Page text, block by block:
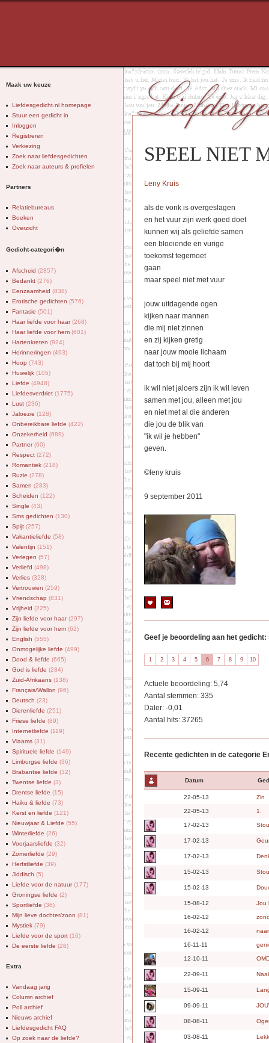
SPEEL NIET
Leny Kruis
als de vonk is overgeslagen
en het vuur zijn werk goed doet
kunnen wij als geliefde samen
een bloeiende en vurige
toekomst tegemoet
gaan
maar speel niet met vuur
jouw uitdagende ogen
kijken naar mannen
die mij niet zinnen
en zij kijken gretig
naar jouw mooie lichaam
dat toch bij mij hoort
ik wil niet jaloers zijn ik wil leven
samen met jou, alleen met jou
en niet met al die anderen
die jou de blik van
"ik wil je hebben"
geven.
©leny kruis
9 september 2011
Geef je beoordeling aan het gedicht:
Actuele beoordeling: 5,74
Aantal stemmen: 335
Daler: -0,01
Aantal hits: 37265
Recente gedichten in de categorie
Datum
22-05-13 Zin
22-05-13 1.
17-02-13
17-02-13
17-02-13
15-02-13
15-02-13
15-08-12 Jou
16-02-12
16-02-12
16-11-11
12-10-11
22-09-11
15-09-11
09-09-11
08-08-11
03-08-11
Maak uw keuze
Liefdesgedicht.nl homepage
Stuur een gedicht in
Inloggen
Registreren
Verkiezing
Zoek naar liefdesgedichten
Zoek naar auteurs & profielen
Partners
Relatiebureaus
Boeken
Overzicht
Gedicht-categori�n
Afscheid (2857)
Bedankt (276)
Eenzaamheid (838)
Erotische gedichten (576)
Fantasie (501)
Haar liefde voor haar(268)
Haar liefde voor hem (601)
Hartenkreten (924)
Herinneringen (493)
Hoop (743)
Huwelijk (105)
Liefde (4948)
Liefdesverdriet (1775)
Lust (236)
Jaloezie (128)
Onbereikbare liefde (422)
Onzekerheid (689)
Partner(60)
Respect (272)
Romantiek (218)
Ruzie (278)
Samen (283)
Scheiden (122)
Single (43)
Sms gedichten (130)
Spijt (257)
Vakantieliefde (58)
Valentijn (151)
Verlegen (57)
Verliefd (498)
Verlies (328)
Vertrouwen (259)
Vriendschap (831)
Vrijheid (225)
Zijn liefde voor haar(297)
Zijn liefde voor hem (62)
English (555)
Onmogelijke liefde (499)
Dood & liefde (665)
God is liefde (284)
Zuid-Afrikaans (138)
Français/Wallon (96)
Deutsch (23)
Dierenliefde (251)
Friese liefde (89)
Internetliefde (119)
Vlaams (31)
Spirituele liefde (149)
Limburgse liefde (36)
Brabantse liefde (32)
Twentse liefde (3)
Drentse liefde (15)
Haiku & liefde (73)
Kerst en liefde (121)
Nieuwjaar & Liefde (55)
Winterliefde (26)
Voorjaarsliefde (32)
Zomerliefde (29)
Herfstliefde (39)
Jiddisch (5)
Liefde voor de natuur(177)
Groningse liefde (2)
Sportliefde (36)
Mijn lieve dochter/zoon (81)
Mystiek (79)
Liefde voor de sport (16)
De eerste liefde (28)
Extra
Vandaag jarig
Column archief
Poll archief
Nieuws archief
Liefdesgedicht FAQ
Op zoek naar de liefde?